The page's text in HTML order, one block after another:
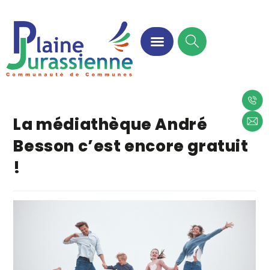
La médiathèque André
Besson c’est encore gratuit
!